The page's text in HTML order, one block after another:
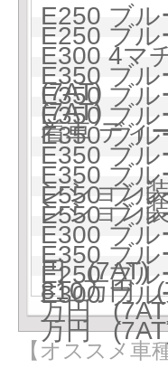
E250 ブ
E250 ブ
E300 4マ
(7AT)
E350 ブ
(7AT)
E350 ブ
着車 デ
E350 ブ
E350 ブ
E350 ブ
ンション
E350 ブ
ンション
E550 ブ
E550 ブ
E300 ブ
円 (7AT)
E350 ブ
810万円
E250 ブ
万円
E300 ブ
万円
【オススメ車